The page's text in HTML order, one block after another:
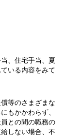
、住宅手当、夏
いる内容をみて
等のさまざまな
もかかわらず、
との間の職務の
しない場合、不